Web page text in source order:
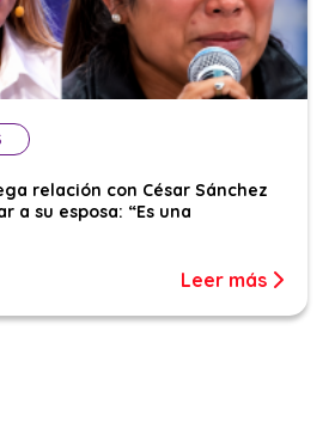
relación con César Sánchez
a su esposa: “Es una
Leer más